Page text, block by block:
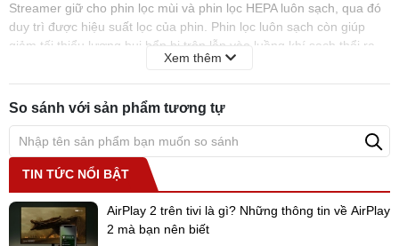
Streamer giữ cho phin lọc mùi và phin lọc HEPA luôn sạch, qua đó
duy trì được hiệu suất lọc của phin. Phin lọc luôn sạch còn giúp
giảm tối thiểu lượng bụi bẩn bị trộn lẫn vào luồng khí sạch thổi ra
trình tuần hoàn khép kín gồm 3 bước:
- Va chạm (Clash):Streamer phóng điện giúp phân hủy virus, vi
khuẩn, nấm mốc, các chất gây dị ứng, gây mùi bám trên màng lọc
một cách nhanh chóng.
- Tuần hoàn (Cycle):Các chất gây mùi đã bị phân hủy nên khả
năng hấp thụ của phin lọc khử mùi được tái tạo. Nhờ đó, bạn
Xem thêm
So sánh với sản phẩm tương tự
TIN TỨC NỔI BẬT
AirPlay 2 trên tivi là gì? Những thông tin về AirPlay
2 mà bạn nên biết